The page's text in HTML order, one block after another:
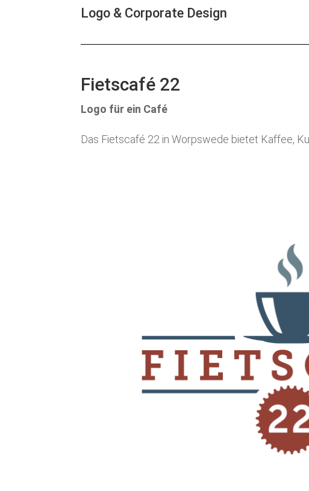
Logo & Corporate Design
Fietscafé 22
Logo für ein Café
Das Fietscafé 22 in Worpswede bietet Kaffee,